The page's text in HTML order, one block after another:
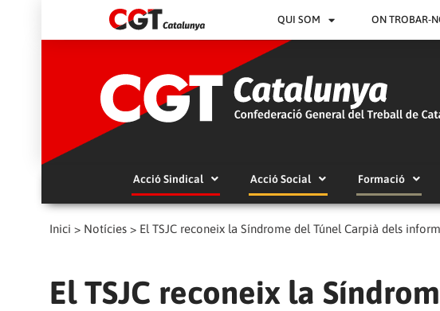
QUI SOM ON TROBAR-
Acció Sindical Acció Social Formació
Inici > Notícies > El TSJC reconeix la Síndrome del Túnel Carpià dels
El TSJC reconeix la